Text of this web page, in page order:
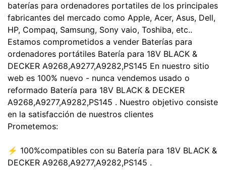
baterías para ordenadores portatiles de los principales
fabricantes del mercado como Apple, Acer, Asus, Dell,
HP, Compaq, Samsung, Sony vaio, Toshiba, etc..
Estamos comprometidos a vender Baterías para
ordenadores portátiles Batería para 18V BLACK &
DECKER A9268,A9277,A9282,PS145 En nuestro sitio
web es 100% nuevo - nunca vendemos usado o
reformado Batería para 18V BLACK & DECKER
A9268,A9277,A9282,PS145 . Nuestro objetivo consiste
en la satisfacción de nuestros clientes
Prometemos:
⚡ 100%compatibles con su Batería para 18V BLACK &
DECKER A9268,A9277,A9282,PS145 .